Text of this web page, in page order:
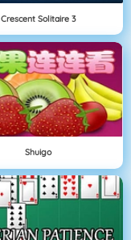
Crescent Solitaire 3
Shuigo